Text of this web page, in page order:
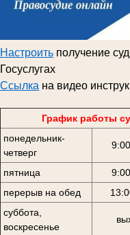
Настроить получение
Госуслугах
Ссылка на видео
График работы
понедельник-
четверг
пятница
перерыв на обед
суббота,
воскресенье